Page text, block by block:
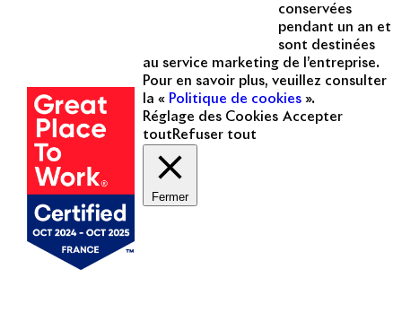
conservées
pendant un an et
sont destinées
au service marketing de l’entreprise.
Pour en savoir plus, veuillez consulter
la « Politique de cookies ».
Réglage des Cookies Accepter
tout Refuser tout
Fermer